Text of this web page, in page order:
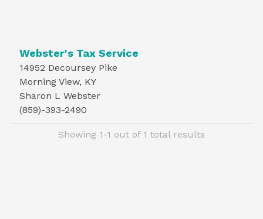
Webster's Tax Service
14952 Decoursey Pike
Morning View, KY
Sharon L Webster
(859)-393-2490
Showing 1-1 out of 1 total results